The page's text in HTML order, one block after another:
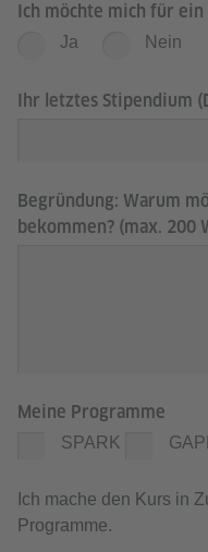
Ich möchte mich für
Ja Nein
Ihr letztes Stipendium
Begründung: Warum
bekommen? (max. 200
Meine Programme
SPARK
Ich mache den Kurs in
Programme.